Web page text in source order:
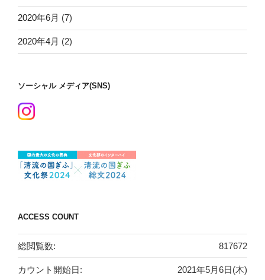
2020年6月 (7)
2020年4月 (2)
ソーシャル メディア(SNS)
ACCESS COUNT
817672
総閲覧数:
2021年5月6日(木)
カウント開始日: